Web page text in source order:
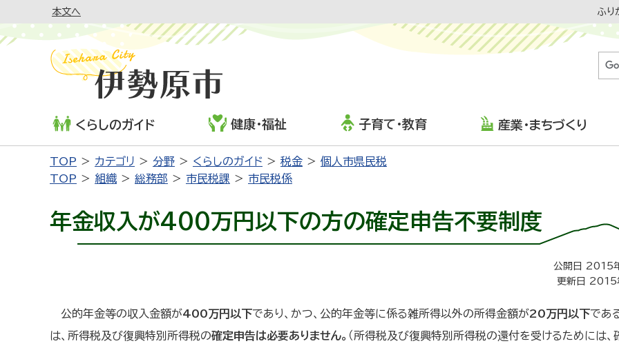
本文へ ふり
くらしのガイド 健康・福祉 子育て・教育 産業・まちづくり
TOP カテゴリ 分野 くらしのガイド 税金
個人市県民税
TOP
組織 総務部 市民税課 市民税係
年金収入が400万円以下の方の確定申告不要制度
公開日 2015
更新日 2015
公的年金等の収入金額が400万円以下であり、かつ、公的年金等に係る雑所得以外の所得金額が20万円以下であ
は、所得税及び復興特別所得税の確定申告は必要ありません。 （所得税及び復興特別所得税の還付を受けるためには、